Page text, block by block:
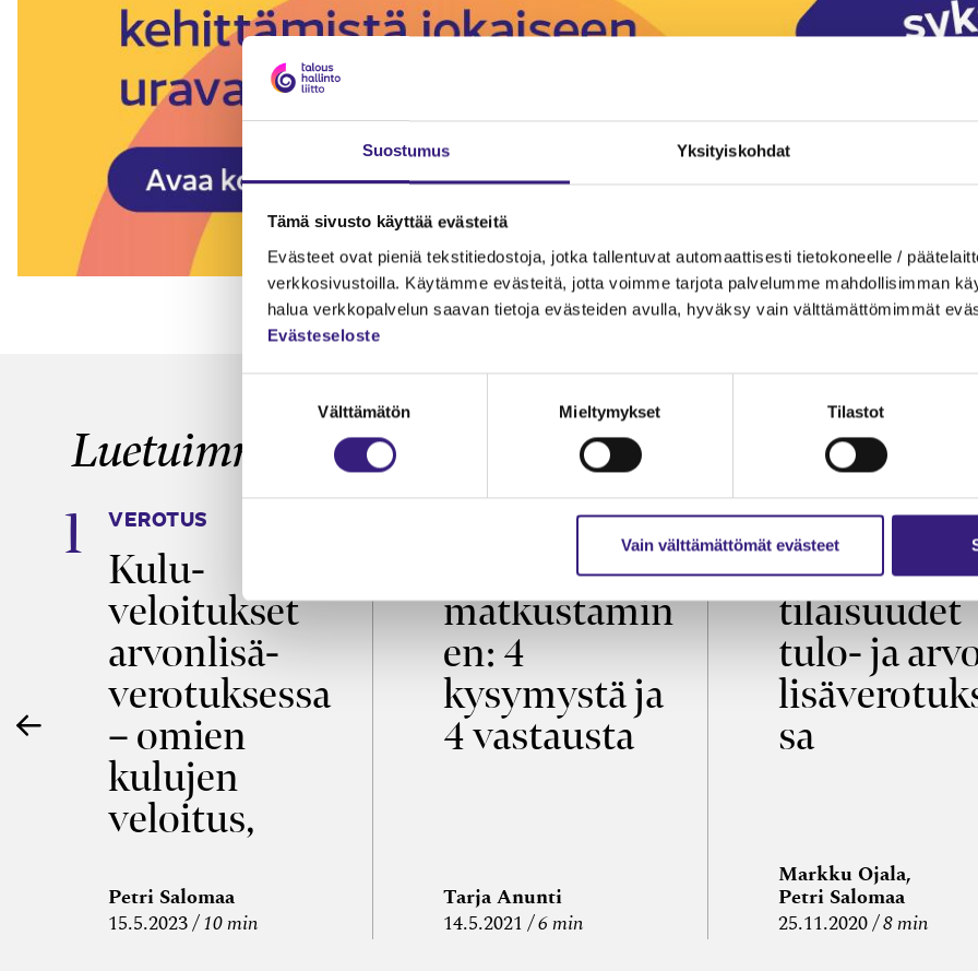
Suostumus Yksityiskohdat
Tämä sivusto käyttää evästeitä
Evästeet ovat pieniä tekstitiedostoja, jotka tallentuvat automaattisesti tietokoneelle /
verkkosivustoilla. Käytämme evästeitä, jotta voimme tarjota palvelumme mahdollisimman
halua verkkopalvelun saavan tietoja evästeiden avulla, hyväksy vain välttämättömimmät
Evästeseloste
Välttämätön Mieltymykset Tilastot
Vain välttämättömät evästeet
Luetuimmat
VEROTUS
Kulu­
veloitukset
arvon­lisä­
verotuksessa
– omien
kulujen
veloitus,
edelleen­
veloitus ja
Petri Salomaa
15.5.2023 10 min
Työaikalaki ja
matkustamin
en: 4
kysymystä ja
4 vastausta
Tarja Anunti
14.5.2021
6 min
VEROTUS
Virkistys­
tilaisuudet
tulo- ja
sa
Markku Ojala,
Petri Salomaa
25.11.2020 8 min